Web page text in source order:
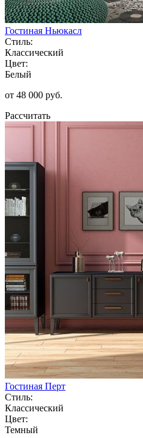
Гостиная Ньюкасл
Стиль:
Классический
Цвет:
Белый
от 48 000 руб.
Рассчитать
Гостиная Перт
Стиль:
Классический
Цвет:
Темный